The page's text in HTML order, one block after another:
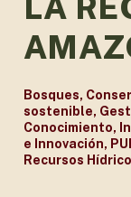
Bosques,
sostenible,
Conocimiento,
e Innovación,
Recursos